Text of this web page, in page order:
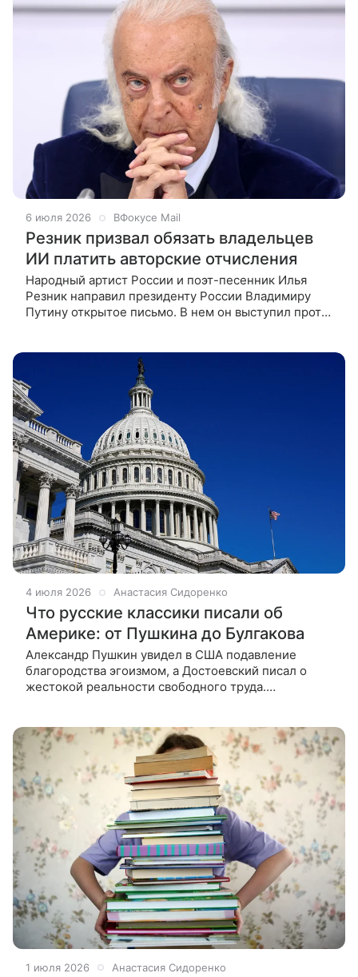
6 июля 2026 ВФокусе Mail
Резник призвал обязать владельцев
ИИ платить авторские отчисления
Народный артист России и поэт-песенник Илья
Резник направил президенту России Владимиру
Путину открытое письмо. В нем он выступил против
4 июля 2026 Анастасия Сидоренко
Что русские классики писали об
Америке: от Пушкина до Булгакова
Александр Пушкин увидел в США подавление
благородства эгоизмом, а Достоевский писал о
жестокой реальности свободного труда.
1 июля 2026 Анастасия Сидоренко